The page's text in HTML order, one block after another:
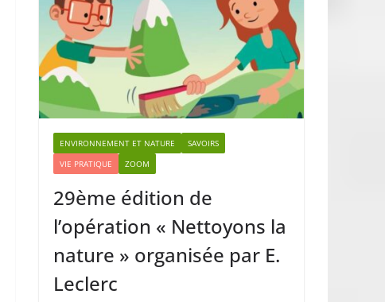
ENVIRONNEMENT ET NATURE
SAVOIRS
VIE PRATIQUE
ZOOM
29ème édition de
l’opération « Nettoyons la
nature » organisée par E.
Leclerc